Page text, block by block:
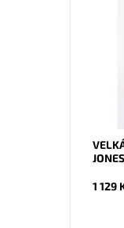
U
1 129